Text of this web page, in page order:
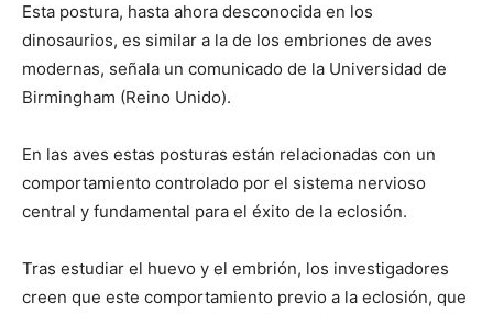
Esta postura, hasta ahora desconocida en los
dinosaurios, es similar a la de los embriones de aves
modernas, señala un comunicado de la Universidad de
Birmingham (Reino Unido).
En las aves estas posturas están relacionadas con un
comportamiento controlado por el sistema nervioso
central y fundamental para el éxito de la eclosión.
Tras estudiar el huevo y el embrión, los investigadores
creen que este comportamiento previo a la eclosión, que